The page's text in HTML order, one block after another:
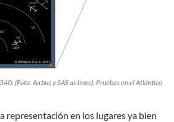
(Foto: Airbus y SAS airlines). Pruebas en el Atlántico
representación en los lugares ya bien